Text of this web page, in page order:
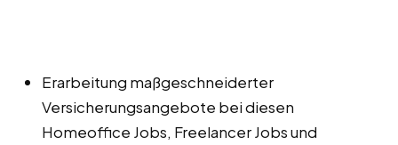
Erarbeitung maßgeschneiderter
Versicherungsangebote bei diesen
Homeoffice Jobs, Freelancer Jobs und